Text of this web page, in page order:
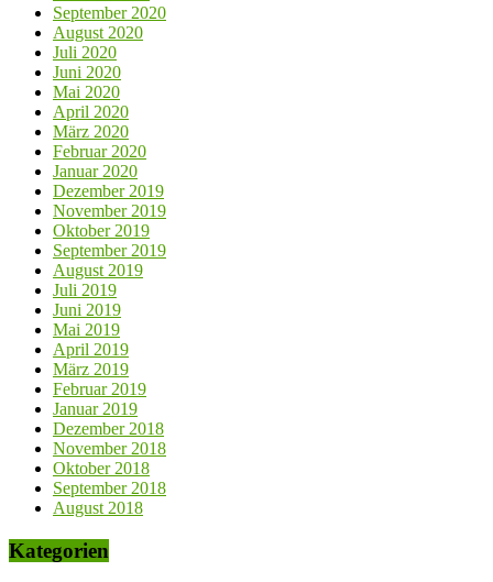
September 2020
August 2020
Juli 2020
Juni 2020
Mai 2020
April 2020
März 2020
Februar 2020
Januar 2020
Dezember 2019
November 2019
Oktober 2019
September 2019
August 2019
Juli 2019
Juni 2019
Mai 2019
April 2019
März 2019
Februar 2019
Januar 2019
Dezember 2018
November 2018
Oktober 2018
September 2018
August 2018
Kategorien